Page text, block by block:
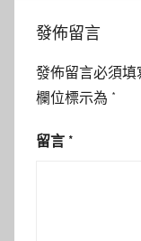
發佈留言
發佈留言必須填
欄位標示為 *
留言 *